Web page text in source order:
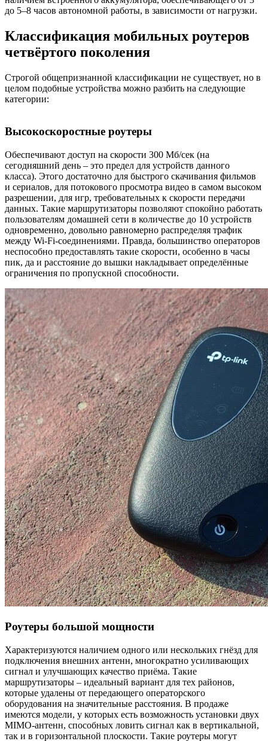
до 5–8 часов автономной работы, в зависимости от нагрузки.
Классификация мобильных роутеров
четвёртого поколения
Строгой общепризнанной классификации не существует, но в
целом подобные устройства можно разбить на следующие
категории:
Высокоскоростные роутеры
Обеспечивают доступ на скорости 300 Мб/сек (на
сегодняшний день – это предел для устройств данного
класса). Этого достаточно для быстрого скачивания фильмов
и сериалов, для потокового просмотра видео в самом высоком
разрешении, для игр, требовательных к скорости передачи
данных. Такие маршрутизаторы позволяют спокойно работать
пользователям домашней сети в количестве до 10 устройств
одновременно, довольно равномерно распределяя трафик
между Wi-Fi-соединениями. Правда, большинство операторов
неспособно предоставлять такие скорости, особенно в часы
пик, да и расстояние до вышки накладывает определённые
ограничения по пропускной способности.
Роутеры большой мощности
Характеризуются наличием одного или нескольких гнёзд для
подключения внешних антенн, многократно усиливающих
сигнал и улучшающих качество приёма. Такие
маршрутизаторы – идеальный вариант для тех районов,
которые удалены от передающего операторского
оборудования на значительные расстояния. В продаже
имеются модели, у которых есть возможность установки двух
MIMO-антенн, способных ловить сигнал как в вертикальной,
так и в горизонтальной плоскости. Такие роутеры могут